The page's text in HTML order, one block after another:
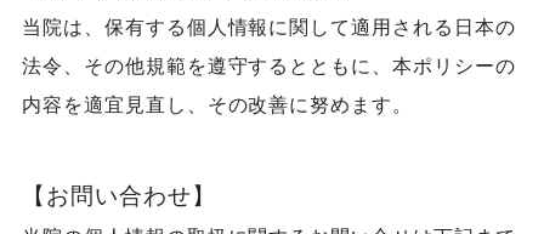
当院は、保有する個人情報に関して適用される日本の
法令、その他規範を遵守するとともに、本ポリシーの
内容を適宜見直し、その改善に努めます。
【お問い合わせ】